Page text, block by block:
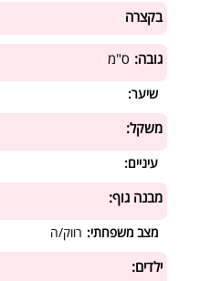
בקצרה
גובה: ס"מ
שיער:
משקל:
עיניים:
מבנה גוף:
מצב משפחתי: רווק/ה
ילדים: